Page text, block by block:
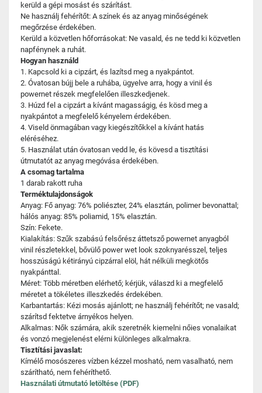
kerüld a gépi mosást és szárítást.
Ne használj fehérítőt: A színek és az anyag minőségének
megőrzése érdekében.
Kerüld a közvetlen hőforrásokat: Ne vasald, és ne tedd ki közvetlen
napfénynek a ruhát.
Hogyan használd
1. Kapcsold ki a cipzárt, és lazítsd meg a nyakpántot.
2. Óvatosan bújj bele a ruhába, ügyelve arra, hogy a vinil és
powernet részek megfelelően illeszkedjenek.
3. Húzd fel a cipzárt a kívánt magasságig, és kösd meg a
nyakpántot a megfelelő kényelem érdekében.
4. Viseld önmagában vagy kiegészítőkkel a kívánt hatás
eléréséhez.
5. Használat után óvatosan vedd le, és kövesd a tisztítási
útmutatót az anyag megóvása érdekében.
A csomag tartalma
1 darab rakott ruha
Terméktulajdonságok
Anyag: Fő anyag: 76% poliészter, 24% elasztán, polimer bevonattal;
hálós anyag: 85% poliamid, 15% elasztán.
Szín: Fekete.
Kialakítás: Szűk szabású felsőrész áttetsző powernet anyagból
vinil részletekkel, bővülő power wet look szoknyarésszel, teljes
hosszúságú kétirányú cipzárral elöl, hát nélküli megkötős
nyakpánttal.
Méret: Több méretben elérhető; kérjük, válaszd ki a megfelelő
méretet a tökéletes illeszkedés érdekében.
Karbantartás: Kézi mosás ajánlott; ne használj fehérítőt; ne vasald;
szárítsd fektetve árnyékos helyen.
Alkalmas: Nők számára, akik szeretnék kiemelni nőies vonalaikat
és vonzó megjelenést elérni különleges alkalmakra.
Tisztítási javaslat:
Kímélő mosószeres vízben kézzel mosható, nem vasalható, nem
szárítható, nem fehéríthető.
Használati útmutató letöltése (PDF)